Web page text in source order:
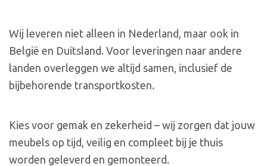
Wij leveren niet alleen in Nederland, maar ook in
België en Duitsland. Voor leveringen naar andere
landen overleggen we altijd samen, inclusief de
bijbehorende transportkosten.
Kies voor gemak en zekerheid – wij zorgen dat jouw
meubels op tijd, veilig en compleet bij je thuis
worden geleverd en gemonteerd.